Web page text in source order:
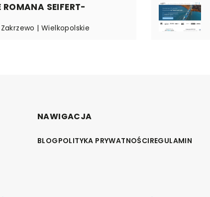
ROMANA SEIFERT-
| Wielkopolskie
NAWIGACJA
BLOGPOLITYKA PRYWATNOŚCIREGULAMIN